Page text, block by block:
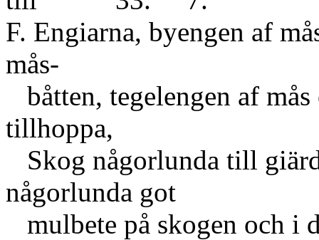
F. Engiarna, byengen af
mås-
båtten, tegelengen af
Skog någorlunda till
någorlunda got
mulbete på skogen och i